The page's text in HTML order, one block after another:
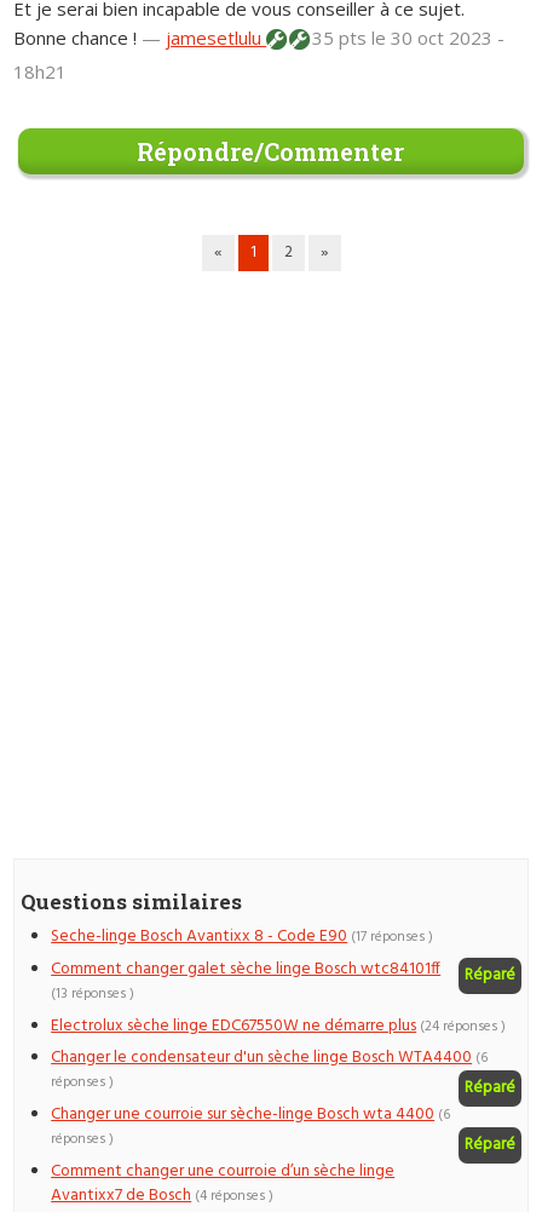
Et je serai bien incapable de vous conseiller à ce sujet.
Bonne chance ! — jamesetlulu 35 ptsle 30 oct 2023 -
18h21
Répondre/Commenter
« 1 2 »
Questions similaires
Seche-linge Bosch Avantixx 8 - Code E90 (17 réponses )
Comment changer galet sèche linge Bosch wtc84101ff Réparé
(13 réponses )
Electrolux sèche linge EDC67550W ne démarre plus (24 réponses )
Changer le condensateur d'un sèche linge Bosch WTA4400
Réparé
(6
réponses )
Changer une courroie sur sèche-linge Bosch wta 4400
Réparé
(6
réponses )
Comment changer une courroie d’un sèche linge
Avantixx7 de Bosch (4 réponses )